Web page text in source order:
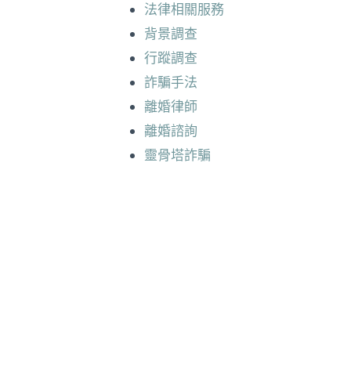
法律相關服務
背景調查
行蹤調查
詐騙手法
離婚律師
離婚諮詢
靈骨塔詐騙